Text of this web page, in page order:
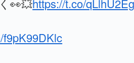
👀💥https://t.co/
f9pK99DKlc